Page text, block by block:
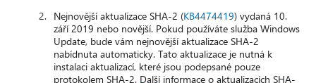
Nejnovější aktualizace SHA-2 (KB4474419) vydaná 10.
září 2019 nebo novější. Pokud používáte služba Windows
Update, bude vám nejnovější aktualizace SHA-2
nabídnuta automaticky. Tato aktualizace je nutná k
instalaci aktualizací, které jsou podepsané pouze
protokolem SHA-2. Další informace o aktualizacích SHA-